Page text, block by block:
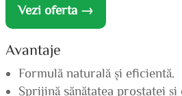
Vezi oferta →
Avantaje
Formulă naturală și eficientă.
Sprijină sănătatea prostatei și